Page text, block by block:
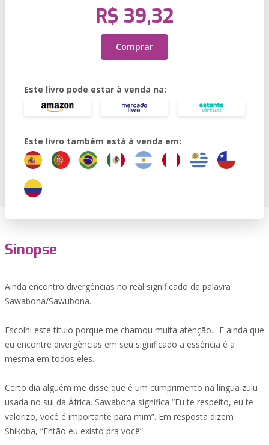
R$ 39,32
Comprar
Este livro pode estar à venda na:
Este livro também está à venda em:
Sinopse
Ainda encontro divergências no real significado da palavra
Sawabona/Sawubona.
Escolhi este título porque me chamou muita atenção... E ainda que
eu encontre divergências em seu significado a essência é a
mesma em todos eles.
Certo dia alguém me disse que é um cumprimento na língua zulu
usada no sul da África. Sawabona significa “Eu te respeito, eu te
valorizo, você é importante para mim”. Em resposta dizem
Shikoba, “Então eu existo pra você”.